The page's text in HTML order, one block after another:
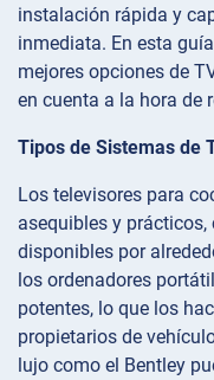
instalación rápida y
inmediata. En esta
mejores opciones de
en cuenta a la hora de
Tipos de Sistemas de
Los televisores para
asequibles y
disponibles por
los ordenadores
potentes, lo que los
propietarios de
lujo como el Bentley